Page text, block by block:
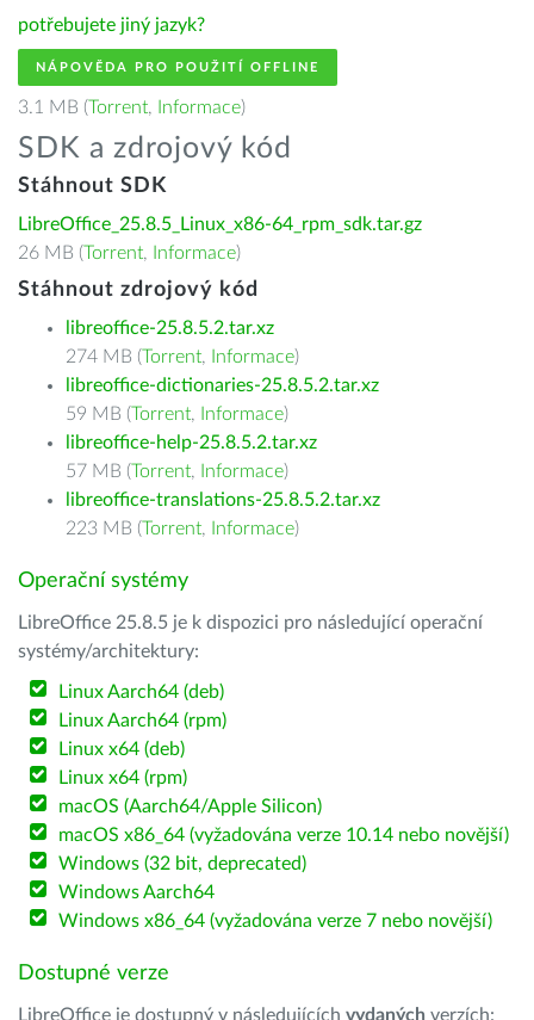
potřebujete jiný jazyk?
NÁPOVĚDA PRO POUŽITÍ OFFLINE
3.1 MB (Torrent, Informace)
SDK a zdrojový kód
Stáhnout SDK
LibreOffice_25.8.5_Linux_x86-64_rpm_sdk.tar.gz
26 MB (Torrent, Informace)
Stáhnout zdrojový kód
libreoffice-25.8.5.2.tar.xz
274 MB (Torrent, Informace)
libreoffice-dictionaries-25.8.5.2.tar.xz
59 MB (Torrent, Informace)
libreoffice-help-25.8.5.2.tar.xz
57 MB (Torrent, Informace)
libreoffice-translations-25.8.5.2.tar.xz
223 MB (Torrent, Informace)
Operační systémy
LibreOffice 25.8.5 je k dispozici pro následující operační
systémy/architektury:
Linux Aarch64 (deb)
Linux Aarch64 (rpm)
Linux x64 (deb)
Linux x64 (rpm)
macOS (Aarch64/Apple Silicon)
macOS x86_64 (vyžadována verze 10.14 nebo novější)
Windows (32 bit, deprecated)
Windows Aarch64
Windows x86_64 (vyžadována verze 7 nebo novější)
Dostupné verze
LibreOffice je dostupný v následujících vydaných verzích: